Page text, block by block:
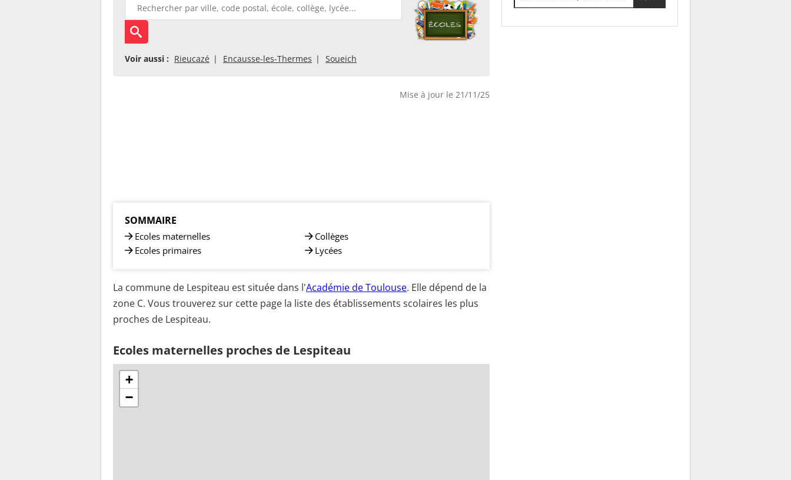
Voir aussi : Rieucazé Encausse-les-Thermes Soueich
Mise à jour le 21/11/25
SOMMAIRE
Ecoles maternelles
Ecoles primaires
Collèges
Lycées
La commune de Lespiteau est située dans l'Académie de Toulouse. Elle dépend de la
zone C. Vous trouverez sur cette page la liste des établissements scolaires les plus
proches de Lespiteau.
Ecoles maternelles proches de Lespiteau
+
−